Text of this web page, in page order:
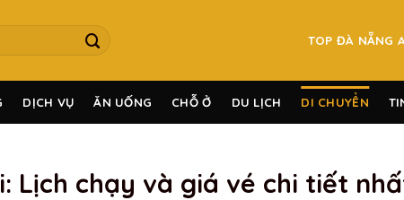
TOP ĐÀ NẴNG
DỊCH VỤ ĂN UỐNG CHỖ Ở DU LỊCH DI CHUYỂN
Lịch chạy và giá vé chi tiết